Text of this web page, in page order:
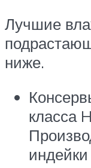
Лучшие
ниже.
класса